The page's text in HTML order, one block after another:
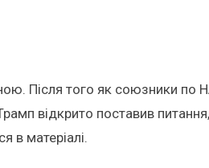
Після того як союзники по
відкрито поставив
в матеріалі.